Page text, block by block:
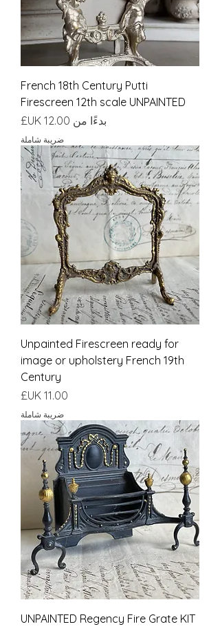
French 18th Century Putti
Firescreen 12th scale UNPAINTED
بدءًا من
سعر البيع
ضريبة شاملة
Unpainted Firescreen ready for
image or upholstery French 19th
Century
السعر
ضريبة شاملة
UNPAINTED Regency Fire Grate KIT